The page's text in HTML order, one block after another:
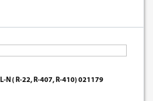
N ( R-22, R-407, R-410) 021179